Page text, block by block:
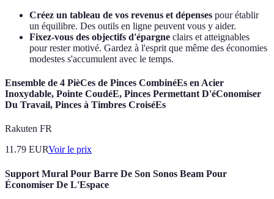
Créez un tableau de vos revenus et dépenses pour établir
un équilibre. Des outils en ligne peuvent vous y aider.
Fixez-vous des objectifs d'épargne clairs et atteignables
pour rester motivé. Gardez à l'esprit que même des économies
modestes s'accumulent avec le temps.
Ensemble de 4 PièCes de Pinces CombinéEs en Acier
Inoxydable, Pointe CoudéE, Pinces Permettant D'éConomiser
Du Travail, Pinces à Timbres CroiséEs
Rakuten FR
11.79 EURVoir le prix
Support Mural Pour Barre De Son Sonos Beam Pour
Économiser De L'Espace